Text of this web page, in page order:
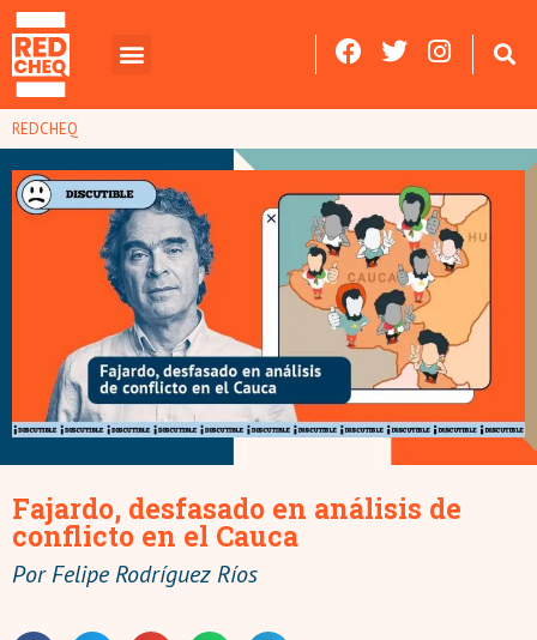
REDCHEQ
Fajardo, desfasado en análisis de
conflicto en el Cauca
PorFelipe Rodríguez Ríos